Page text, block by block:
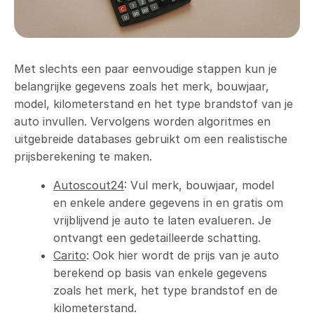
Met slechts een paar eenvoudige stappen kun je
belangrijke gegevens zoals het merk, bouwjaar,
model, kilometerstand en het type brandstof van je
auto invullen. Vervolgens worden algoritmes en
uitgebreide databases gebruikt om een realistische
prijsberekening te maken.
Autoscout24: Vul merk, bouwjaar, model
en enkele andere gegevens in en gratis om
vrijblijvend je auto te laten evalueren. Je
ontvangt een gedetailleerde schatting.
Carito: Ook hier wordt de prijs van je auto
berekend op basis van enkele gegevens
zoals het merk, het type brandstof en de
kilometerstand.